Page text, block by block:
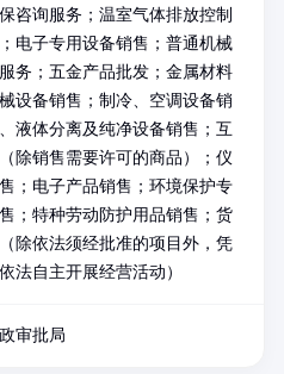
咨询服务；温室气体排放控制
电子专用设备销售；普通机械
务；五金产品批发；金属材料
设备销售；制冷、空调设备销
液体分离及纯净设备销售；互
除销售需要许可的商品）；仪
；电子产品销售；环境保护专
；特种劳动防护用品销售；货
除依法须经批准的项目外，凭
法自主开展经营活动）
审批局